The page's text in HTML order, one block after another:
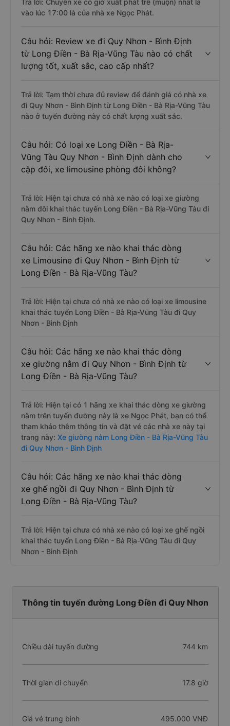
Trả lời: Chuyến xe có giờ xuất phát trễ (muộn) nhất là
vào lúc 17:00 là của nhà xe Ngọc Phát.
Câu hỏi: Review xe đi Quy Nhơn - Bình Định
từ Long Điền - Bà Rịa-Vũng Tàu nào có chất
lượng tốt, xuất sắc, cao cấp nhất?
Trả lời: Tạm thời chưa đủ review để đánh giá có nhà xe
đi Quy Nhơn - Bình Định từ Long Điền - Bà Rịa-Vũng Tàu
nào ở tuyến đường này có chất lượng xuất sắc.
Câu hỏi: Có loại xe Long Điền - Bà Rịa-
Vũng Tàu Quy Nhơn - Bình Định dành cho
cặp đôi, xe limousine phòng đôi không?
Trả lời: Hiện tại chưa có nhà xe nào có loại xe giường
nằm đôi khai thác tuyến Long Điền - Bà Rịa-Vũng Tàu đi
Quy Nhơn - Bình Định.
Câu hỏi: Các hãng xe nào khai thác dòng
xe Limousine đi Quy Nhơn - Bình Định từ
Long Điền - Bà Rịa-Vũng Tàu?
Trả lời: Hiện tại chưa có nhà xe nào có loại xe limousine
khai thác tuyến Long Điền - Bà Rịa-Vũng Tàu đi Quy
Nhơn - Bình Định
Câu hỏi: Các hãng xe nào khai thác dòng
xe giường nằm đi Quy Nhơn - Bình Định từ
Long Điền - Bà Rịa-Vũng Tàu?
Trả lời: Hiện tại có 1 hãng xe khai thác dòng xe giường
nằm trên tuyến đường này là xe Ngọc Phát, bạn có thể
tham khảo thêm thông tin và đặt vé các nhà xe này tại
trang này: Xe giường nằm Long Điền - Bà Rịa-Vũng Tàu
đi Quy Nhơn - Bình Định
Câu hỏi: Các hãng xe nào khai thác dòng
xe ghế ngồi đi Quy Nhơn - Bình Định từ
Long Điền - Bà Rịa-Vũng Tàu?
Trả lời: Hiện tại chưa có nhà xe nào có loại xe ghế ngồi
khai thác tuyến Long Điền - Bà Rịa-Vũng Tàu đi Quy
Nhơn - Bình Định
Thông tin tuyến đường Long Điền đi Quy Nhơn
Chiều dài tuyến đường 744 km
Thời gian di chuyển 17.8 giờ
Giá vé trung bình 495.000 VNĐ